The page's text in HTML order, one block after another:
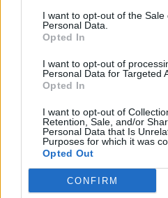
I want to opt-out of the Sale
Personal Data.
Opted In
I want to opt-out of
Personal Data for Targeted
Opted In
I want to opt-out of
Retention, Sale, and/or
Personal Data that Is
Purposes for which it was
Opted Out
CONFIRM
Deputados do PSD
Sinfónica da
certame